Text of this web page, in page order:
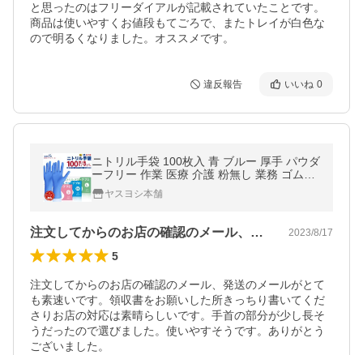
と思ったのはフリーダイアルが記載されていたことです。
商品は使いやすくお値段もてごろで、またトレイが白色な
ので明るくなりました。オススメです。
違反報告 いいね 0
ニトリル手袋 100枚入 青 ブルー 厚手 パウダ
ーフリー 作業 医療 介護 粉無し 業務 ゴム手
袋 日焼け防止 レジャー 備蓄品 防災用品
ヤスヨシ本舗
注文してからのお店の確認のメール、発送… 2023/8/17
5
注文してからのお店の確認のメール、発送のメールがとて
も素速いです。領収書をお願いした所きっちり書いてくだ
さりお店の対応は素晴らしいです。手首の部分が少し長そ
うだったので選びました。使いやすそうです。ありがとう
ございました。